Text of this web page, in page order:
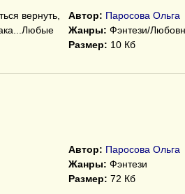
вернуть,
Автор: Паросова Ольга
Жанры: Фэнтези/
Размер: 10 Кб
Автор: Паросова Ольга
Жанры: Фэнтези
Размер: 72 Кб